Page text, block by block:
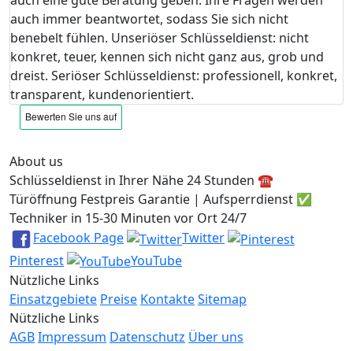
auch immer beantwortet, sodass Sie sich nicht
benebelt fühlen. Unseriöser Schlüsseldienst: nicht
konkret, teuer, kennen sich nicht ganz aus, grob und
dreist. Seriöser Schlüsseldienst: professionell, konkret,
transparent, kundenorientiert.
About us
Schlüsseldienst in Ihrer Nähe 24 Stunden ☎️
Türöffnung Festpreis Garantie | Aufsperrdienst ✅
Techniker in 15-30 Minuten vor Ort 24/7
Facebook Page
Twitter
Pinterest
YouTube
Nützliche Links
Einsatzgebiete Preise KontakteSitemap
Nützliche Links
AGBImpressum Datenschutz Über uns